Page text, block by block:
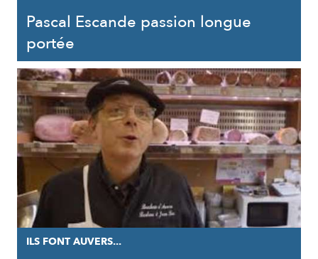
Pascal Escande passion longue
portée
ILS FONT AUVERS...